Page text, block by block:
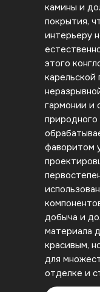
камины и
покрытия,
интерьеру
этого
карельской
гармонии и
природного
фаворитом
добыча и
материала
красивым,
для
отделке и